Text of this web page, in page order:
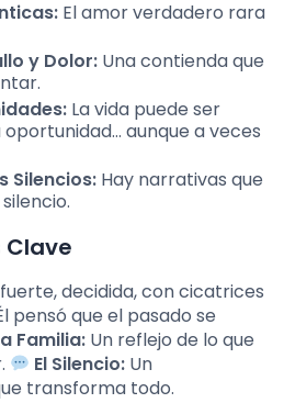
El amor verdadero rara
y Dolor: Una contienda que
La vida puede ser
aunque a veces
Silencios: Hay narrativas que
decidida, con cicatrices
pensó que el pasado se
Familia: Un reflejo de lo que
El Silencio: Un
transforma todo.